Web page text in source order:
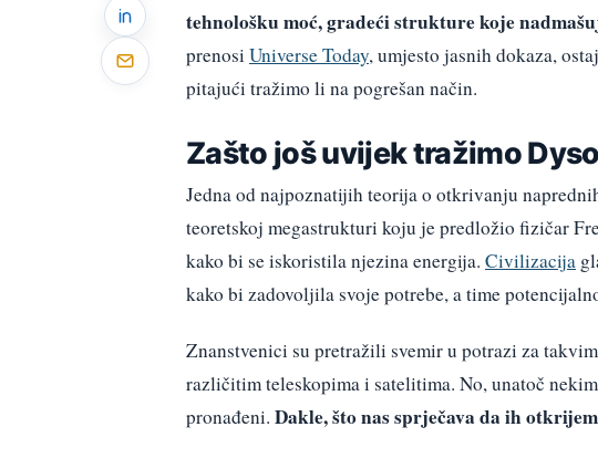
tehnološku moć, gradeći strukture koje
prenosi Universe Today, umjesto jasnih dokaza,
pitajući tražimo li na pogrešan način.
Zašto još uvijek tražimo
Jedna od najpoznatijih teorija o otkrivanju
teoretskoj megastrukturi koju je predložio fizičar
kako bi se iskoristila njezina energija. Civilizacija
kako bi zadovoljila svoje potrebe, a time
Znanstvenici su pretražili svemir u potrazi za
različitim teleskopima i satelitima. No, unatoč
pronađeni. Dakle, što nas sprječava da ih